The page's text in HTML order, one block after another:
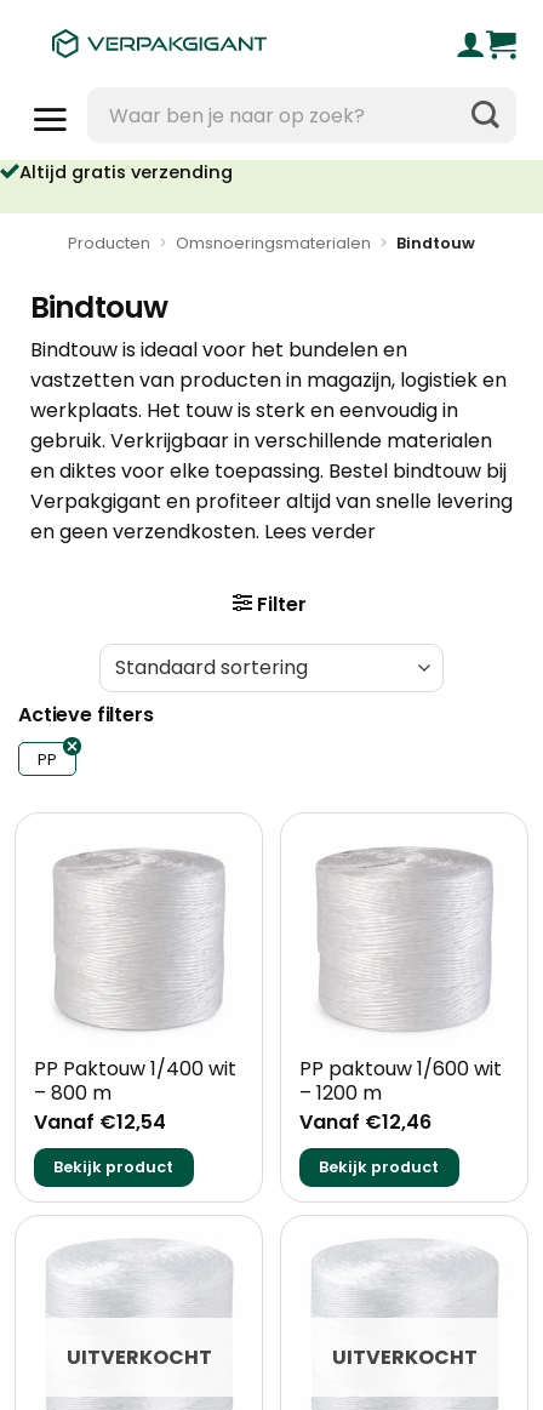
naar:
gratis verzending
Voor 16u besteld, vandaag verzonden
Producten > Omsnoeringsmaterialen > Bindtouw
Bindtouw
Bindtouw is ideaal voor het bundelen en
vastzetten van producten in magazijn, logistiek en
werkplaats. Het touw is sterk en eenvoudig in
gebruik. Verkrijgbaar in verschillende materialen
en diktes voor elke toepassing. Bestel bindtouw bij
Verpakgigant en profiteer altijd van snelle levering
en geen verzendkosten. Lees verder
Filter
Actieve filters
PP
PP Paktouw 1/400 wit
– 800 m
Vanaf €12,54
Bekijk product
PP paktouw 1/600 wit
– 1200 m
Vanaf €12,46
Bekijk product
UITVERKOCHT UITVERKOCHT